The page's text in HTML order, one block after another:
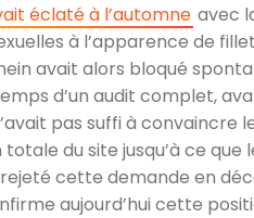
éclaté à l’automne avec
à l’apparence de
avait alors bloqué
d’un audit complet,
pas suffi à convaincre
totale du site jusqu’à ce
cette demande en
aujourd’hui cette